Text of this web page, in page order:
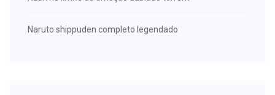
Naruto shippuden completo legendado